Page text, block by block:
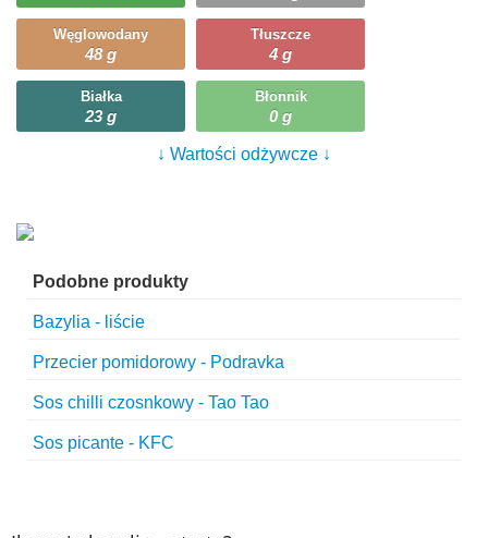
Węglowodany
48 g
Tłuszcze
4 g
Białka
23 g
Błonnik
0 g
↓ Wartości odżywcze ↓
Podobne produkty
Bazylia - liście
Przecier pomidorowy - Podravka
Sos chilli czosnkowy - Tao Tao
Sos picante - KFC